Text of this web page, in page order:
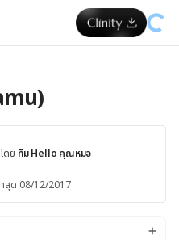
ดย ทีม Hello คุณหมอ
าสุด 08/12/2017